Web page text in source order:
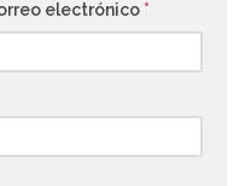
electrónico *